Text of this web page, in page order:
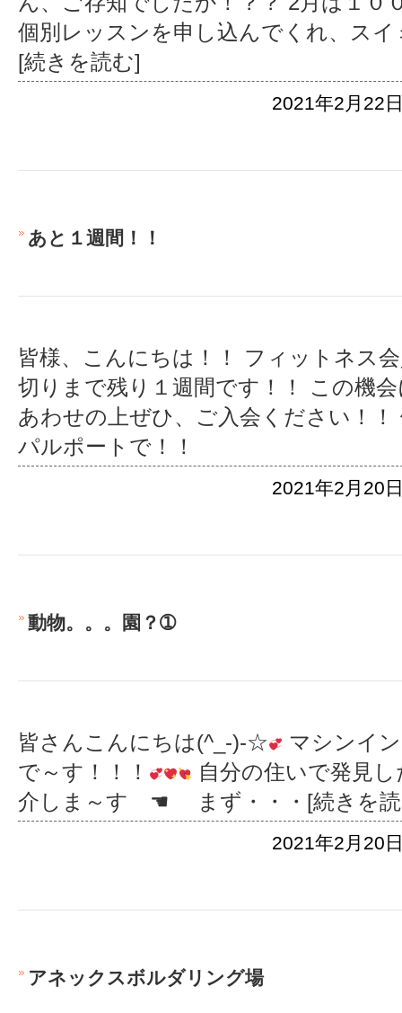
個別レッスンを申し込んでくれ、ス
[続きを読む]
2021年2月22
あと１週間！！
皆様、こんにちは！！ フィットネス
切りまで残り１週間です！！ この機
あわせの上ぜひ、ご入会ください！
パルポートで！！
2021年2月20
動物。。。園？➀
皆さんこんにちは(^_-)-☆
マシンイ
で～す！！！
自分の住いで発見
介しま～す ☚ まず ・・・[続きを
2021年2月20
アネックスボルダリング場